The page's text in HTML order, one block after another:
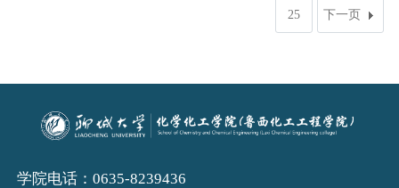
25 下一页
学院电话：0635-8239436